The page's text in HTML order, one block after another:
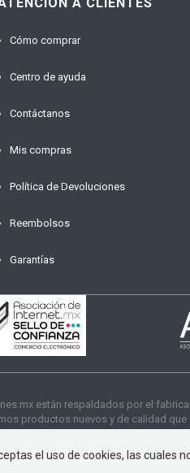
Cómo comprar
Centro de ayuda
Contáctanos
Mis compras
Política de Devoluciones
Reembolsos
Garantías
están respaldados por el
productos nuevos y de calidad
el uso de cookies, las cuales